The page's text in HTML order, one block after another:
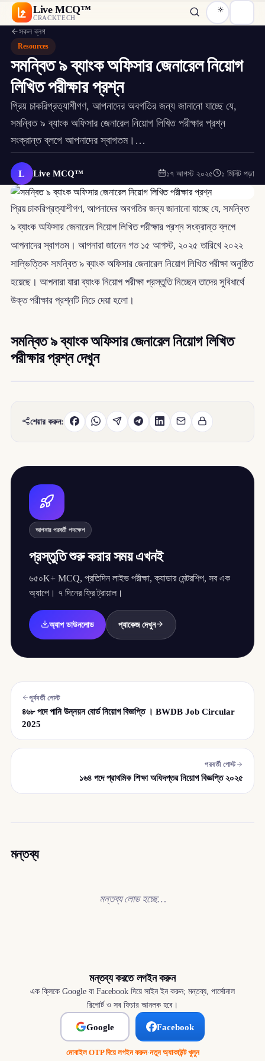
Live MCQ™
CRACKTECH
সকল ব্লগ
Resources
সমন্বিত ৯ ব্যাংক অফিসার জেনারেল নিয়োগ
লিখিত পরীক্ষার প্রশ্ন
প্রিয় চাকরিপ্রত্যাশীগণ, আপনাদের অবগতির জন্য জানানো যাচ্ছে যে,
সমন্বিত ৯ ব্যাংক অফিসার জেনারেল নিয়োগ লিখিত পরীক্ষার প্রশ্ন
সংক্রান্ত ব্লগে আপনাদের স্বাগতম।…
L Live MCQ™ ১৭ আগস্ট ২০২৫ ১ মিনিট পড়া
প্রিয় চাকরিপ্রত্যাশীগণ, আপনাদের অবগতির জন্য জানানো যাচ্ছে যে, সমন্বিত
৯ ব্যাংক অফিসার জেনারেল নিয়োগ লিখিত পরীক্ষার প্রশ্ন সংক্রান্ত ব্লগে
আপনাদের স্বাগতম। আপনারা জানেন গত ১৫ আগস্ট, ২০২৫ তারিখে ২০২২
সাল্ভিত্তিক সমন্বিত ৯ ব্যাংক অফিসার জেনারেল নিয়োগ লিখিত পরীক্ষা অনুষ্ঠিত
হয়েছে। আপনারা যারা ব্যাংক নিয়োগ পরীক্ষা প্রস্তুতি নিচ্ছেন তাদের সুবিধার্থে
উক্ত পরীক্ষার প্রশ্নটি নিচে দেয়া হলো।
সমন্বিত ৯ ব্যাংক অফিসার জেনারেল নিয়োগ লিখিত
পরীক্ষার প্রশ্ন দেখুন
শেয়ার করুন:
আপনার পরবর্তী পদক্ষেপ
প্রস্তুতি শুরু করার সময় এখনই
৬৫০K+ MCQ, প্রতিদিন লাইভ পরীক্ষা, ক্যাডার মেন্টরশিপ, সব এক
অ্যাপে। ৭ দিনের ফ্রি ট্রায়াল।
অ্যাপ ডাউনলোড প্যাকেজ দেখুন
পূর্ববর্তী পোস্ট
৪৬৮ পদে পানি উন্নয়ন বোর্ড নিয়োগ বিজ্ঞপ্তি । BWDB Job Circular
2025
পরবর্তী পোস্ট
১৬৪ পদে প্রাথমিক শিক্ষা অধিদপ্তর নিয়োগ বিজ্ঞপ্তি ২০২৫
মন্তব্য
মন্তব্য লোড হচ্ছে…
মন্তব্য করতে লগইন করুন
এক ক্লিকে Google বা Facebook দিয়ে সাইন ইন করুন; মন্তব্য, পার্সোনাল
রিপোর্ট ও সব ফিচার আনলক হবে।
Google Facebook
মোবাইল OTP দিয়ে লগইন করুন·নতুন অ্যাকাউন্ট খুলুন